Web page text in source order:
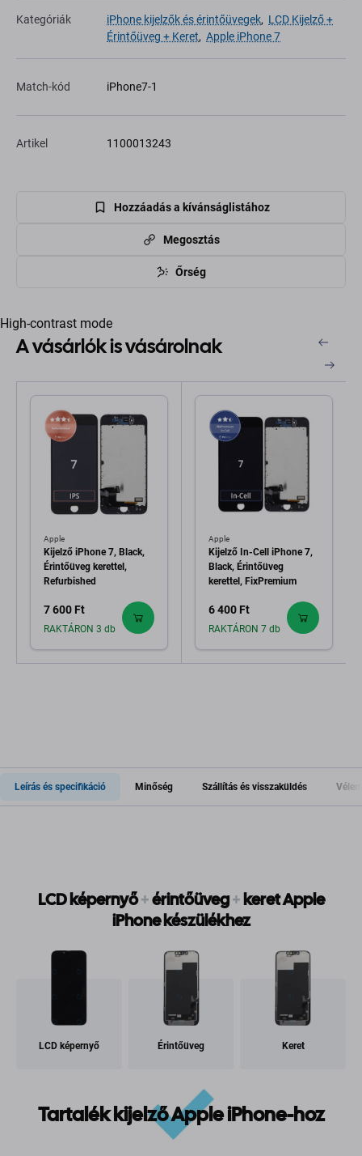
Kategóriák iPhone kijelzők és érintőüvegek, LCD Kijelző +
Érintőüveg + Keret, Apple iPhone 7
Match-kód iPhone7-1
Artikel 1100013243
Hozzáadás a kívánságlistához
Megosztás
Őrség
High-contrast mode
A vásárlók is vásárolnak
Apple
Kijelző iPhone 7, Black,
Érintőüveg kerettel,
Refurbished
7 600 Ft
RAKTÁRON 3 db
Apple
Kijelző In-Cell iPhone 7,
Black, Érintőüveg
kerettel, FixPremium
6 400 Ft
RAKTÁRON 7 db
Leírás és specifikáció Minőség Szállítás és visszaküldés
LCD képernyő+érintőüveg+keret Apple
iPhone készülékhez
LCD képernyő Érintőüveg Keret
Tartalék kijelző Apple iPhone-hoz